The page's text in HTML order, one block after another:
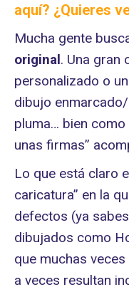
aquí? ¿Quieres
Mucha gente
original. Una gran
personalizado o
dibujo
pluma… bien
unas firmas”
Lo que está claro
caricatura” en la
defectos (ya
dibujados como
que muchas
a veces resultan